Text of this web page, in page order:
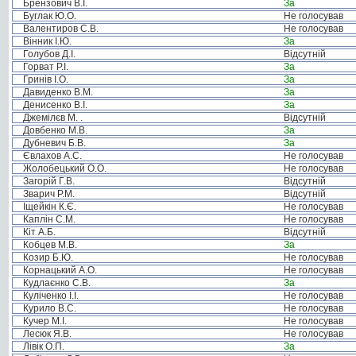
Брензович В.І.
За
Буглак Ю.О.
Не голосував
Валентиров С.В.
Не голосував
Вінник І.Ю.
За
Голубов Д.І.
Відсутній
Горват Р.І.
За
Гринів І.О.
За
Давиденко В.М.
За
Денисенко В.І.
За
Джемілєв М. .
Відсутній
Довбенко М.В.
За
Дубневич Б.В.
За
Євлахов А.С.
Не голосував
Жолобецький О.О.
Не голосував
Загорій Г.В.
Відсутній
Зварич Р.М.
Відсутній
Іщейкін К.Є.
Не голосував
Каплін С.М.
Не голосував
Кіт А.Б.
Відсутній
Кобцев М.В.
За
Козир Б.Ю.
Не голосував
Корнацький А.О.
Не голосував
Кудлаєнко С.В.
За
Куліченко І.І.
Не голосував
Курило В.С.
Не голосував
Кучер М.І.
Не голосував
Лесюк Я.В.
Не голосував
Лівік О.П.
За